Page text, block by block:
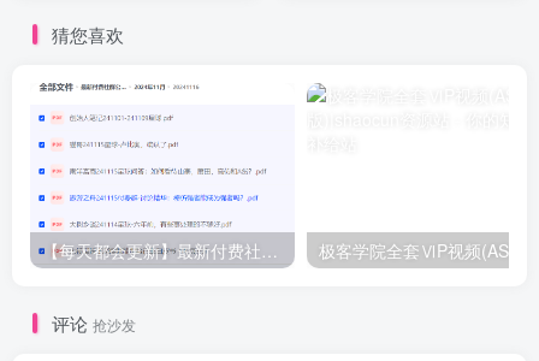
猜您喜欢
【每天都会更新】最新付费社群公众号文章 极客学院全套ⅥP视频(AS版)
评论 抢沙发